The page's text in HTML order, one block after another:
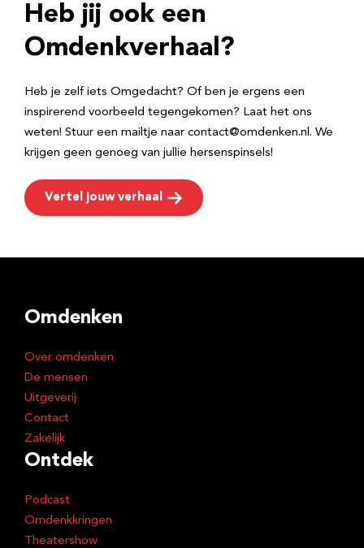
r
e
Heb jij ook een
Omdenkverhaal?
Heb je zelf iets Omgedacht? Of ben je ergens een
inspirerend voorbeeld tegengekomen? Laat het ons
weten! Stuur een mailtje naar contact@omdenken.nl. We
krijgen geen genoeg van jullie hersenspinsels!
Vertel jouw verhaal
Omdenken
Over omdenken
De mensen
Uitgeverij
Contact
Zakelijk
Ontdek
Podcast
Omdenkkringen
Theatershow